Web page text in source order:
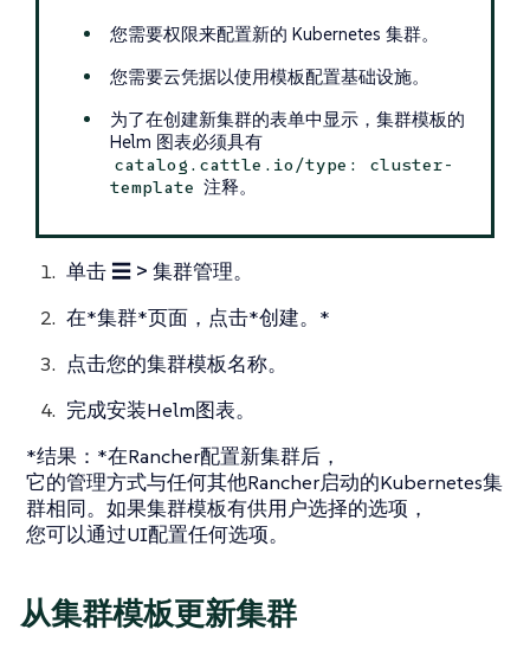
您需要权限来配置新的 Kubernetes 集群。
您需要云凭据以使用模板配置基础设施。
为了在创建新集群的表单中显示，集群模板的
Helm 图表必须具有
catalog.cattle.io/type: cluster-
template 注释。
单击 ☰ > 集群管理。
在*集群*页面，点击*创建。*
点击您的集群模板名称。
完成安装Helm图表。
*结果：*在Rancher配置新集群后，
它的管理方式与任何其他Rancher启动的Kubernetes集
群相同。如果集群模板有供用户选择的选项，
您可以通过UI配置任何选项。
从集群模板更新集群